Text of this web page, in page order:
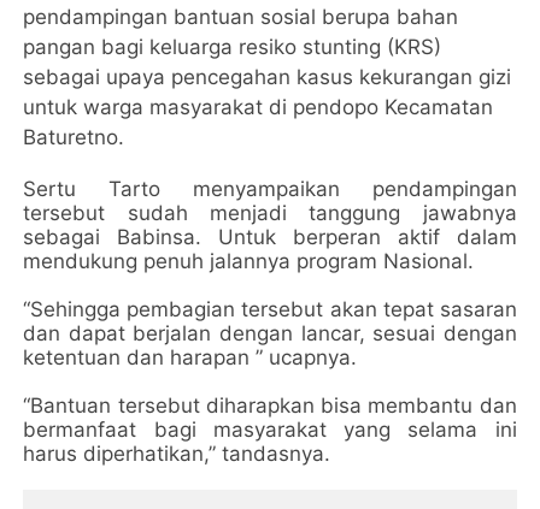
pendampingan bantuan sosial berupa bahan
pangan bagi keluarga resiko stunting (KRS)
sebagai upaya pencegahan kasus kekurangan gizi
untuk warga masyarakat di pendopo Kecamatan
Baturetno.
Sertu Tarto menyampaikan pendampingan
tersebut sudah menjadi tanggung jawabnya
sebagai Babinsa. Untuk berperan aktif dalam
mendukung penuh jalannya program Nasional.
“Sehingga pembagian tersebut akan tepat sasaran
dan dapat berjalan dengan lancar, sesuai dengan
ketentuan dan harapan ” ucapnya.
“Bantuan tersebut diharapkan bisa membantu dan
bermanfaat bagi masyarakat yang selama ini
harus diperhatikan,” tandasnya.